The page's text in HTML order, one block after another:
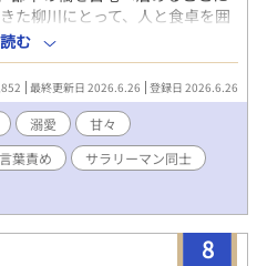
た柳川にとって、人と食卓を囲
ることも久しぶりだった。 料理
つ柳川の日常へ入り込んでい
み。 疲れて帰れば用意されてい
の香り。 最初はただの上司と部
柳川にとって当たり前の存在
は、ただのお世話好きでは終わ
む
最終更新日 2026.6.26 登録日 2026.6.26
溺愛
甘々
言葉責め
サラリーマン同士
8